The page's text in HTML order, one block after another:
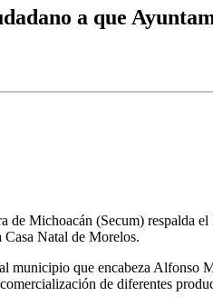
a que
de Michoacán (Secum) respalda
Natal de Morelos.
municipio que encabeza
de diferentes